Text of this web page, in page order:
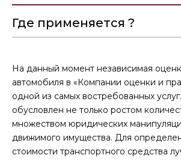
Где применяется ?
На данный момент независимая
автомобиля в «Компании оценки и
одной из самых востребованных
обусловлен не только ростом
множеством юридических
движимого имущества. Для
стоимости транспортного средства